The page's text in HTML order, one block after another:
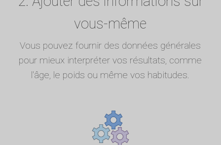
vous-même
Vous pouvez fournir des données générales
pour mieux interpréter vos résultats, comme
l'âge, le poids ou même vos habitudes.